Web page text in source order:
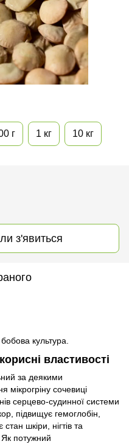
г 1 кг 10 кг
з'явиться
культура.
властивості
за деякими
сочевиці
серцево-судинної системи
підвищує гемоглобін,
шкіри, нігтів та
потужний